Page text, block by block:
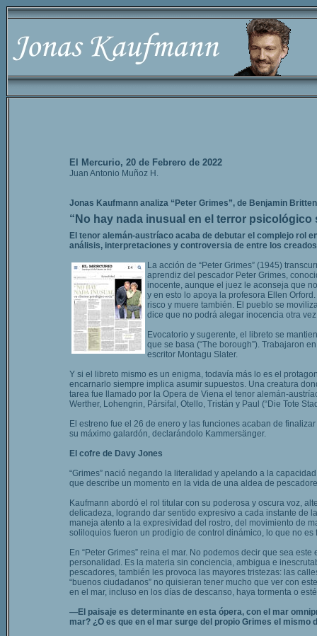
El Mercurio, 20 de Febrero de 2022
Juan Antonio Muñoz H.
Jonas Kaufmann analiza “Peter Grimes”, de Benjamin
“No hay nada inusual en el terror psicológico
El tenor alemán-austríaco acaba de debutar el complejo rol
análisis, interpretaciones y controversia de entre los
La acción de “Peter Grimes” (1945)
aprendiz del pescador Peter Grimes,
inocente, aunque el juez le aconseja que
y en esto lo apoya la profesora Ellen
risco y muere también. El pueblo se
dice que no podrá alegar inocencia otra
Evocatorio y sugerente, el libreto se
que se basa (“The borough”). Trabajaron
escritor Montagu Slater.
Y si el libreto mismo es un enigma, todavía más lo es el
encarnarlo siempre implica asumir supuestos. Una creatura
tarea fue llamado por la Opera de Viena el tenor alemán-
Werther, Lohengrin, Pársifal, Otello, Tristán y Paul (“Die Tote
El estreno fue el 26 de enero y las funciones acaban de
su máximo galardón, declarándolo Kammersänger.
El cofre de Davy Jones
“Grimes” nació negando la literalidad y apelando a la
que describe un momento en la vida de una aldea de
Kaufmann abordó el rol titular con su poderosa y oscura voz,
delicadeza, logrando dar sentido expresivo a cada instante de
maneja atento a la expresividad del rostro, del movimiento de
soliloquios fueron un prodigio de control dinámico, lo que no
En “Peter Grimes” reina el mar. No podemos decir que sea
personalidad. Es la materia sin conciencia, ambigua e
pescadores, también les provoca las mayores tristezas: las
“buenos ciudadanos” no quisieran tener mucho que ver con
en el mar, incluso en los días de descanso, haya tormenta o
—El paisaje es determinante en esta ópera, con el mar
mar? ¿O es que en el mar surge del propio Grimes el mismo